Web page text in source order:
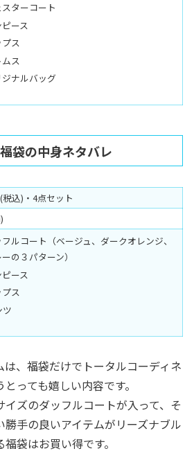
ターコート
ース
プス
ス
ジナルバッグ
袋の中身ネタバレ
税込)・4点セット
ルコート（ベージュ、ダークオレンジ、
の３パターン）
ース
プス
ツ
、福袋だけでトータルコーディネ
っても嬉しい内容です。
イズのダッフルコートが入って、そ
勝手の良いアイテムがリーズナブル
袋はお買い得です。